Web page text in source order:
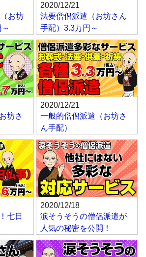
お坊
2020/12/21
法要僧侶派遣（お坊さん
手配）3.3万円～
坊さ
2020/12/21
一般的僧侶派遣（お坊さ
ん手配）
七日
2020/12/18
涙そうそうの僧侶派遣が
人気の秘密を公開！